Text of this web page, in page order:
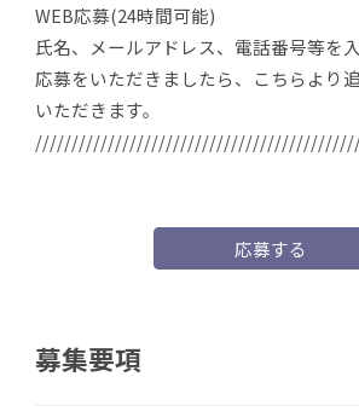
WEB応募(24時間可能)
氏名、メールアドレス、電話番号等を
応募をいただきましたら、こちらより
いただきます。
応募する
募集要項